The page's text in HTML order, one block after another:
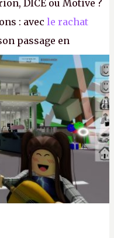
DICE ou Motive ?
: avec le rachat
passage en
bientôt plus
Encore une
P.